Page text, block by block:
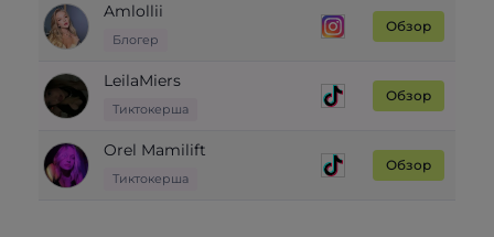
Amlollii
Блогер
Обзор
LeilaMiers
Тиктокерша
Обзор
Orel Mamilift
Тиктокерша
Обзор